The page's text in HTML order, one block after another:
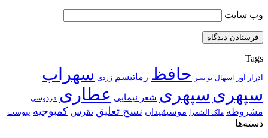
وب‌ سایت
Tags
ادرار آور اسهال بواسیر حافظ رماتیسم زردی سهراب
سپهری سپهری شعر نیمایی عطاری فردوسی
مشروطه ملک الشعرا موسیقیدان نسخ تعلیق نقرس کمبوجیه یبوست
دسته‌ها